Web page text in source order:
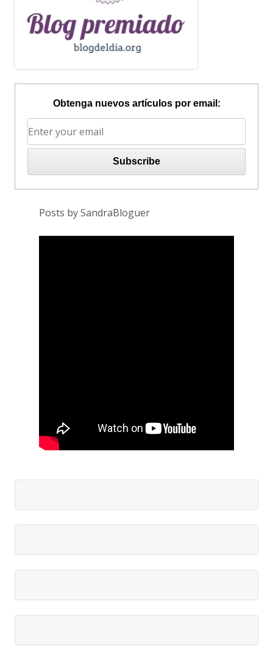
Obtenga nuevos artículos por email:
Posts by SandraBloguer